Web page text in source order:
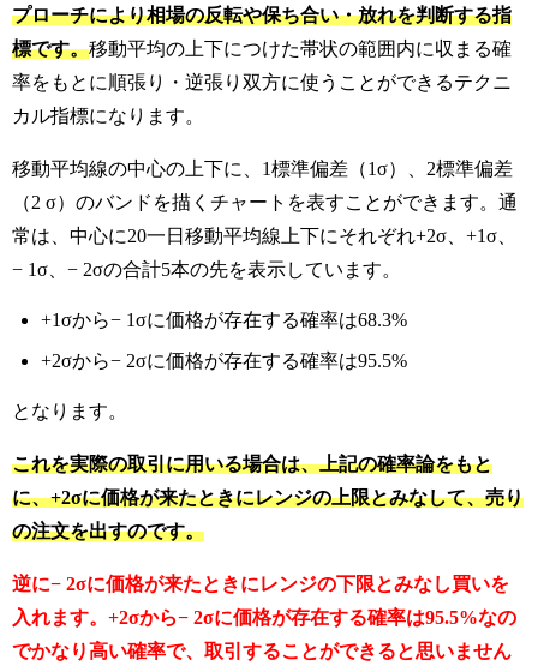
プローチにより相場の反転や保ち合い・放れを判断する指
標です。移動平均の上下につけた帯状の範囲内に収まる確
率をもとに順張り・逆張り双方に使うことができるテクニ
カル指標になります。
移動平均線の中心の上下に、1標準偏差（1σ）、2標準偏差
（2 σ）のバンドを描くチャートを表すことができます。 通
常は、中心に20一日移動平均線上下にそれぞれ+2σ、+1σ、
− 1σ、− 2σの合計5本の先を表示しています。
+1σから− 1σに価格が存在する確率は68.3%
+2σから− 2σに価格が存在する確率は95.5%
となります。
これを実際の取引に用いる場合は、上記の確率論をもと
に、+2σに価格が来たときにレンジの上限とみなして、売り
の注文を出すのです。
逆に− 2σに価格が来たときにレンジの下限とみなし買いを
入れます。+2σから− 2σに価格が存在する確率は95.5%なの
でかなり高い確率で、取引することができると思いません